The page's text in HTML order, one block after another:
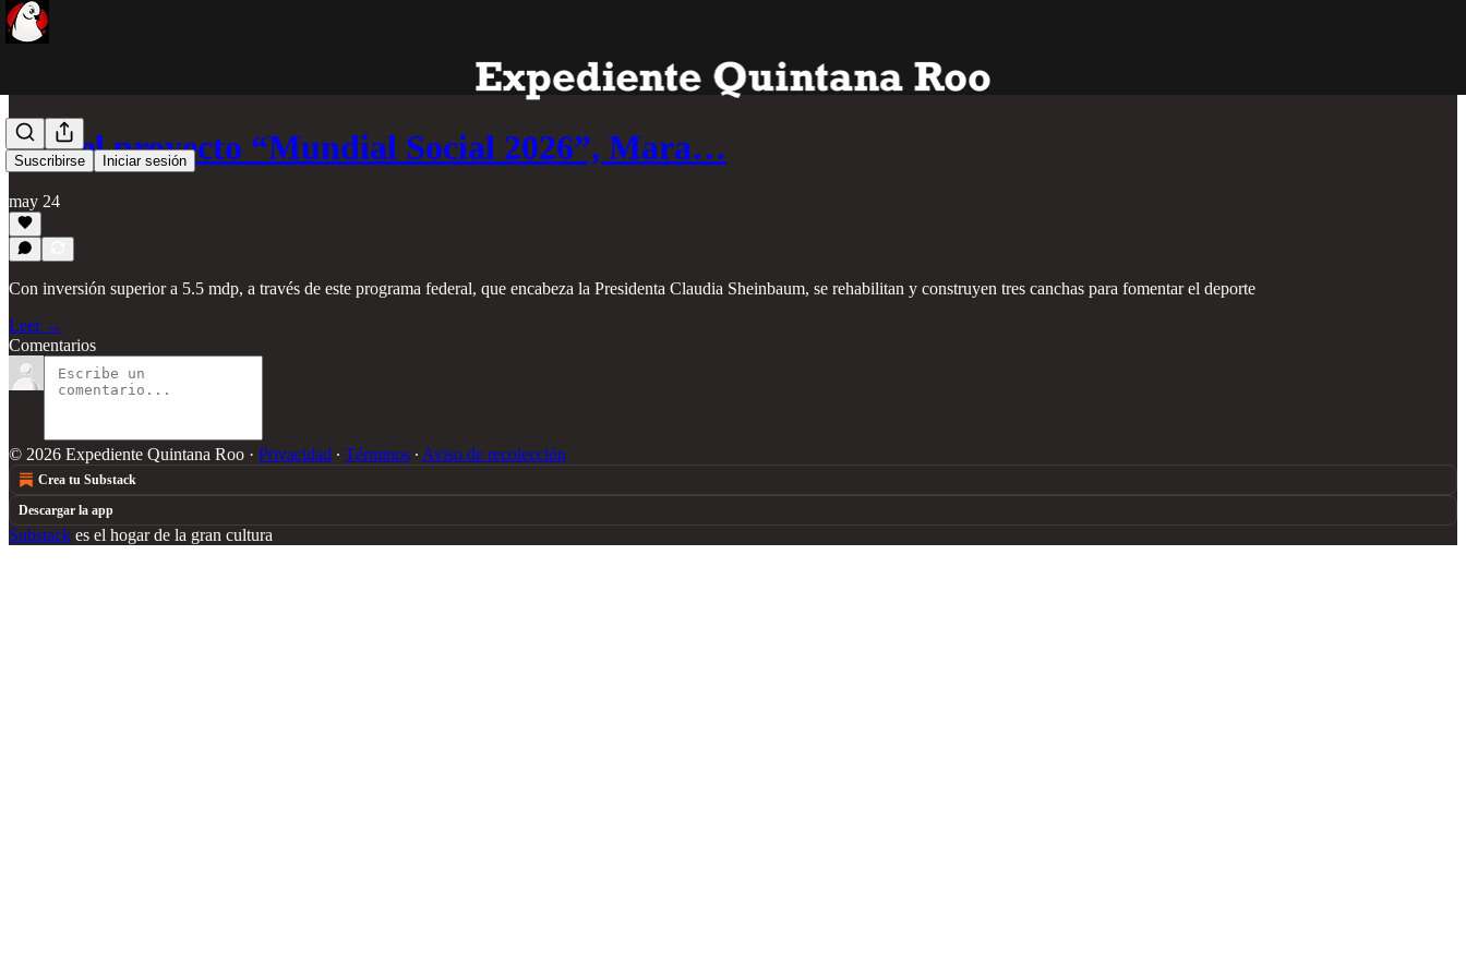
Suscribirse Iniciar sesión
Con el proyecto “Mundial Social 2026”, Mara…
may 24
Con inversión superior a 5.5 mdp, a través de este programa federal, que encabeza la Presidenta Claudia Sheinbaum, se rehabilitan y construyen tres canchas para fomentar el deporte
Leer →
Comentarios
© 2026 Expediente Quintana Roo · Privacidad ∙ Términos ∙ Aviso de recolección
Crea tu Substack
Descargar la app
Substack es el hogar de la gran cultura